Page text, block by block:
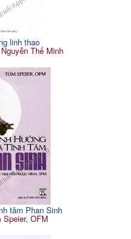
linh thao
Thế Minh
tâm Phan Sinh
Speier, OFM